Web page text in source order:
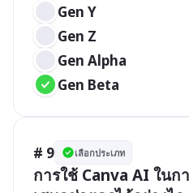
Gen Y
Gen Z
Gen Alpha
Gen Beta
# 9 เลือกประเภท
การใช้ Canva AI ในก